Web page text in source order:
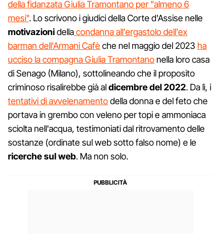
della fidanzata Giulia Tramontano per "almeno 6
mesi". Lo scrivono i giudici della Corte d'Assise nelle
motivazionidellacondanna all'ergastolo dell'ex
barman dell'Armani Cafèche nel maggio del 2023 ha
ucciso la compagna Giulia Tramontano nella loro casa
di Senago (Milano), sottolineando che il proposito
criminoso risalirebbe già aldicembre del 2022. Da lì, i
tentativi di avvelenamentodella donna e del feto che
portava in grembo con veleno per topi e ammoniaca
sciolta nell'acqua, testimoniati dal ritrovamento delle
sostanze (ordinate sul web sotto falso nome) e le
ricerche sul web. Ma non solo.